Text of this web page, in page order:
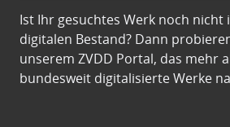
Ist Ihr gesuchtes Werk noch nicht
digitalen Bestand? Dann
unserem ZVDD Portal, das mehr
bundesweit digitalisierte Werke